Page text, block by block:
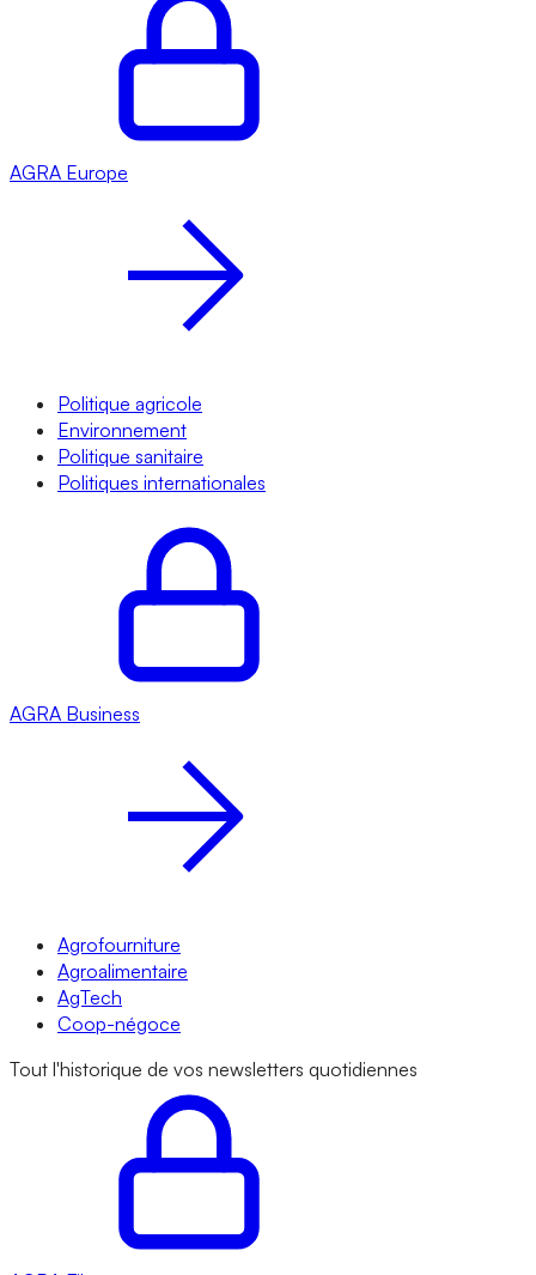
AGRA Europe
Politique agricole
Environnement
Politique sanitaire
Politiques internationales
AGRA Business
Agrofourniture
Agroalimentaire
AgTech
Coop-négoce
Tout l'historique de vos newsletters quotidiennes